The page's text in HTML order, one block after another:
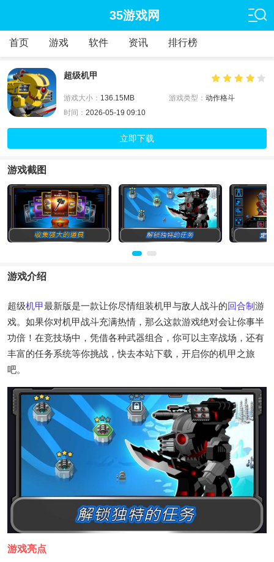
35游戏网
首页 游戏 软件 资讯 排行榜
超级机甲
游戏大小： 136.15MB 游戏类型： 动作格斗
时间： 2026-05-19 09:10
立即下载
游戏截图
游戏介绍
超级机甲最新版是一款让你尽情组装机甲与敌人战斗的回合制 游
戏。如果你对机甲战斗充满热情，那么这款游戏绝对会让你事半
功倍！在竞技场中，凭借各种武器组合，你可以主宰战场，还有
丰富的任务系统等你挑战，快去本站下载，开启你的机甲之旅
吧。
游戏亮点